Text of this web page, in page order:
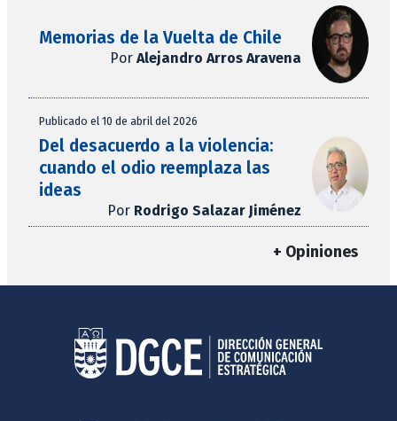
Memorias de la Vuelta de Chile
Por Alejandro Arros Aravena
Publicado el 10 de abril del 2026
Del desacuerdo a la violencia:
cuando el odio reemplaza las
ideas
Por Rodrigo Salazar Jiménez
+ Opiniones